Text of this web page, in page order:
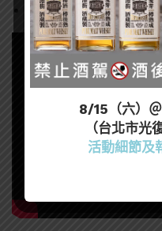
安格氏苦精 少許
8/15（六）
（台北市光
活動細節及